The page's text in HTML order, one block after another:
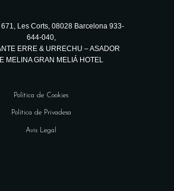
Les Corts, 08028 Barcelona 933-
644-040,
ERRE & URRECHU – ASADOR
MELINA GRAN MELIÁ HOTEL
Política de Cookies
Política de Privadesa
Avis Legal